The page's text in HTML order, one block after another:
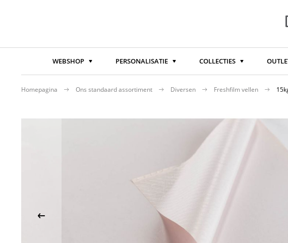
WEBSHOP PERSONALISATIE COLLECTIES
Homepagina Ons standaard assortiment Diversen Freshfilm vellen
Ga